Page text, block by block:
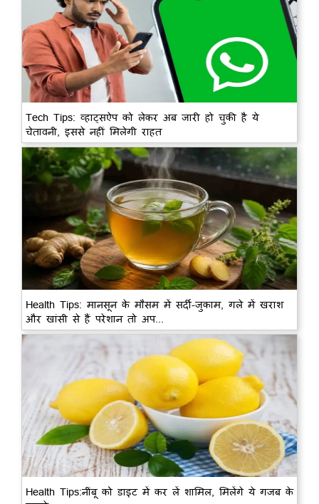
Tech Tips: व्हाट्सऐप को लेकर अब जारी हो चुकी है ये
चेतावनी, इससे नहीं मिलेगी राहत
Health Tips: मानसून के मौसम में सर्दी-जुकाम, गले में खराश
और खांसी से हैं परेशान तो अप...
Health Tips:नींबू को डाइट में कर लें शामिल, मिलेंगे ये गजब के